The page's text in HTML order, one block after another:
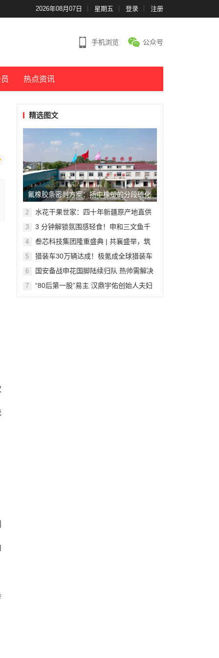
2026年08月07日 星期五 登录 注册
手机浏览 公众号
热点资讯
精选图文
氟橡胶条密封方案：扬中橡塑的分段硫化
技术
2
水花干果世家：四十年新疆原产地直供
3
3 分钟解锁氛围感轻食！申和三文鱼千
4
叁芯科技集团隆重盛典 | 共襄盛举，筑
5
猎装车30万辆达成！极氪成全球猎装车
6
国安备战申花国脚陆续归队 热帅需解决
7
“80后第一股”易主 汉鼎宇佑创始人夫妇